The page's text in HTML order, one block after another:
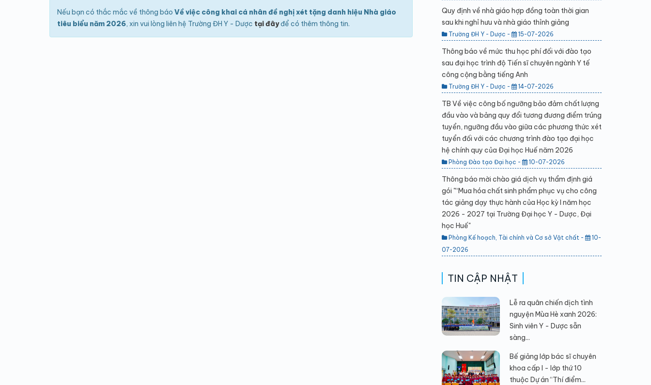
Nếu bạn có thắc mắc về thông báo Về việc công khai cá nhân đề nghị xét tặng danh hiệu Nhà giáo
tiêu biểu năm 2026, xin vui lòng liên hệ Trường ĐH Y - Dược tại đâyđể có thêm thông tin.
Quy định về nhà giáo hợp đồng toàn thời gian
sau khi nghỉ hưu và nhà giáo thỉnh giảng
Trường ĐH Y - Dược - 15-07-2026
Thông báo về mức thu học phí đối với đào tạo
sau đại học trình độ Tiến sĩ chuyên ngành Y tế
công cộng bằng tiếng Anh
Trường ĐH Y - Dược - 14-07-2026
TB Về việc công bố ngưỡng bảo đảm chất lượng
đầu vào và bảng quy đổi tương đương điểm trúng
tuyển, ngưỡng đầu vào giữa các phương thức xét
tuyển đối với các chương trình đào tạo đại học
hệ chính quy của Đại học Huế năm 2026
Phòng Đào tạo Đại học - 10-07-2026
Thông báo mời chào giá dịch vụ thẩm định giá
gói "“Mua hóa chất sinh phẩm phục vụ cho công
tác giảng dạy thực hành của Học kỳ I năm học
2026 - 2027 tại Trường Đại học Y - Dược, Đại
học Huế"
Phòng Kế hoạch, Tài chính và Cơ sở Vật chất -
10-
07-2026
TIN CẬP NHẬT
Lễ ra quân chiến dịch tình
nguyện Mùa Hè xanh 2026:
Sinh viên Y - Dược sẵn
sàng...
Bế giảng lớp bác sĩ chuyên
khoa cấp I - lớp thứ 10
thuộc Dự án “Thí điểm...